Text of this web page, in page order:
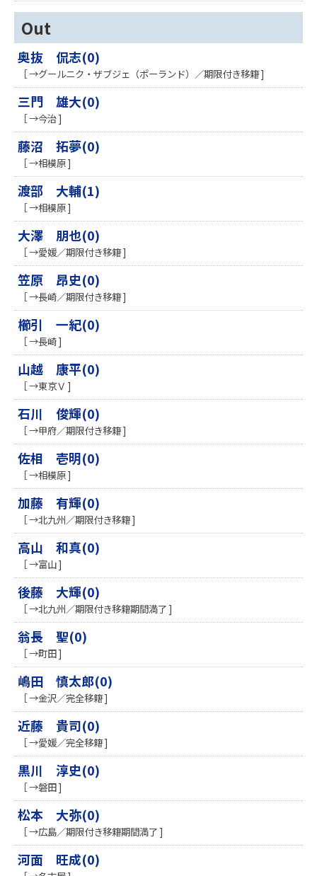
Out
奥抜 侃志(0)
［ →グールニク・ザブジェ（ポーランド）／期限付き移籍 ]
三門 雄大(0)
［ →今治 ]
藤沼 拓夢(0)
［ →相模原 ]
渡部 大輔(1)
［ →相模原 ]
大澤 朋也(0)
［ →愛媛／期限付き移籍 ]
笠原 昂史(0)
［ →長崎／期限付き移籍 ]
櫛引 一紀(0)
［ →長崎 ]
山越 康平(0)
［ →東京Ｖ ]
石川 俊輝(0)
［ →甲府／期限付き移籍 ]
佐相 壱明(0)
［ →相模原 ]
加藤 有輝(0)
［ →北九州／期限付き移籍 ]
高山 和真(0)
［ →富山 ]
後藤 大輝(0)
［ →北九州／期限付き移籍期間満了 ]
翁長 聖(0)
［ →町田 ]
嶋田 慎太郎(0)
［ →金沢／完全移籍 ]
近藤 貴司(0)
［ →愛媛／完全移籍 ]
黒川 淳史(0)
［ →磐田 ]
松本 大弥(0)
［ →広島／期限付き移籍期間満了 ]
河面 旺成(0)